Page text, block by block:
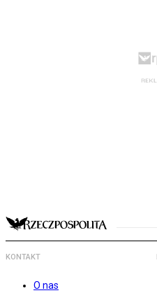
KONTAKT
O nas